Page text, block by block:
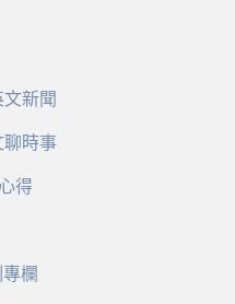
新聞
聊時事
得
欄